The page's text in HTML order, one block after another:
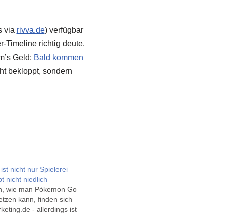
via rivva.de) verfügbar
Timeline richtig deute.
Geld: Bald kommen
bekloppt, sondern
nicht nur Spielerei –
nicht niedlich
wie man Pókemon Go
kann, finden sich
- allerdings ist